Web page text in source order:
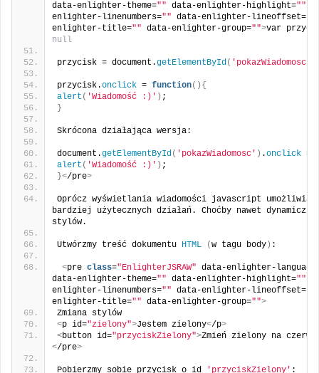
data-enlighter-theme="" data-enlighter-highlight=""
enlighter-linenumbers="" data-enlighter-lineoffset=
enlighter-title="" data-enlighter-group="">var
null
przycisk = document.getElementById( 'pokazWiadomosc'
przycisk.onclick = function(){
alert ( 'Wiadomość :)' ) ;
}
Skrócona działająca wersja:
document.getElementById( 'pokazWiadomosc' ) .onclick =
alert ( 'Wiadomość :)' ) ;
}</pre>
Oprócz wyświetlania wiadomości javascript umożliwia
bardziej użytecznych działań. Choćby nawet dynamiczna
stylów.
Utwórzmy treść dokumentu HTML (w tagu body ) :
<pre class="EnlighterJSRAW" data-enlighter-
data-enlighter-theme="" data-enlighter-highlight=""
enlighter-linenumbers="" data-enlighter-lineoffset=
enlighter-title="" data-enlighter-group="">
Zmiana stylów
<p id="zielony">Jestem zielony</p>
<button id="przyciskZielony">Zmień zielony na
</pre>
Pobierzmy sobie przycisk o id 'przyciskZielony' :